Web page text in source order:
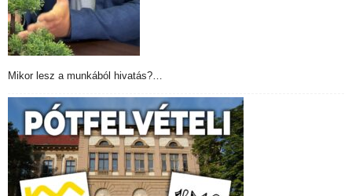
Mikor lesz a munkából hivatás?…